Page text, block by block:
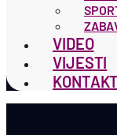
VIDEO
VIJESTI